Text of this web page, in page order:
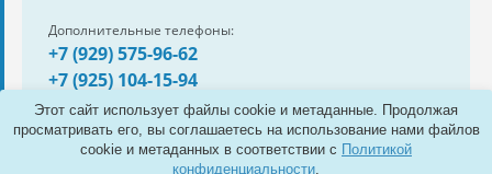
Этот сайт использует файлы cookie и метаданные. Продолжая
просматривать его, вы соглашаетесь на использование нами файлов
cookie и метаданных в соответствии с Политикой
конфиденциальности.
Дополнительные телефоны:
+7 (929) 575-96-62
+7 (925) 104-15-94
Также нам можно написать:
e-mail:info@s-standard.ru
Полная версия сайта